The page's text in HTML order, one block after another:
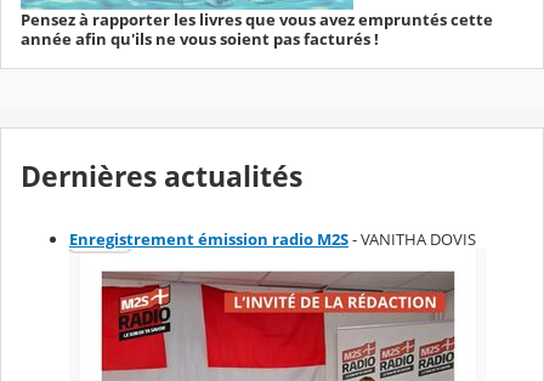
Pensez à rapporter les livres que vous avez empruntés cette
année afin qu'ils ne vous soient pas facturés !
Dernières actualités
Enregistrement émission radio M2S- VANITHA DOVIS